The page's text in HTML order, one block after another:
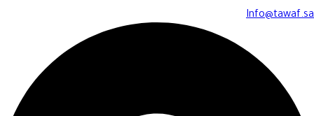
Info@tawaf.sa